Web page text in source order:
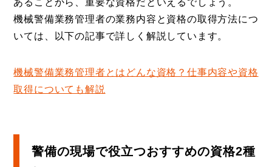
あることから、重要な資格だといえるでしょう。
機械警備業務管理者の業務内容と資格の取得方法につ
いては、以下の記事で詳しく解説しています。
機械警備業務管理者とはどんな資格？仕事内容や資格
取得についても解説
警備の現場で役立つおすすめの資格2種